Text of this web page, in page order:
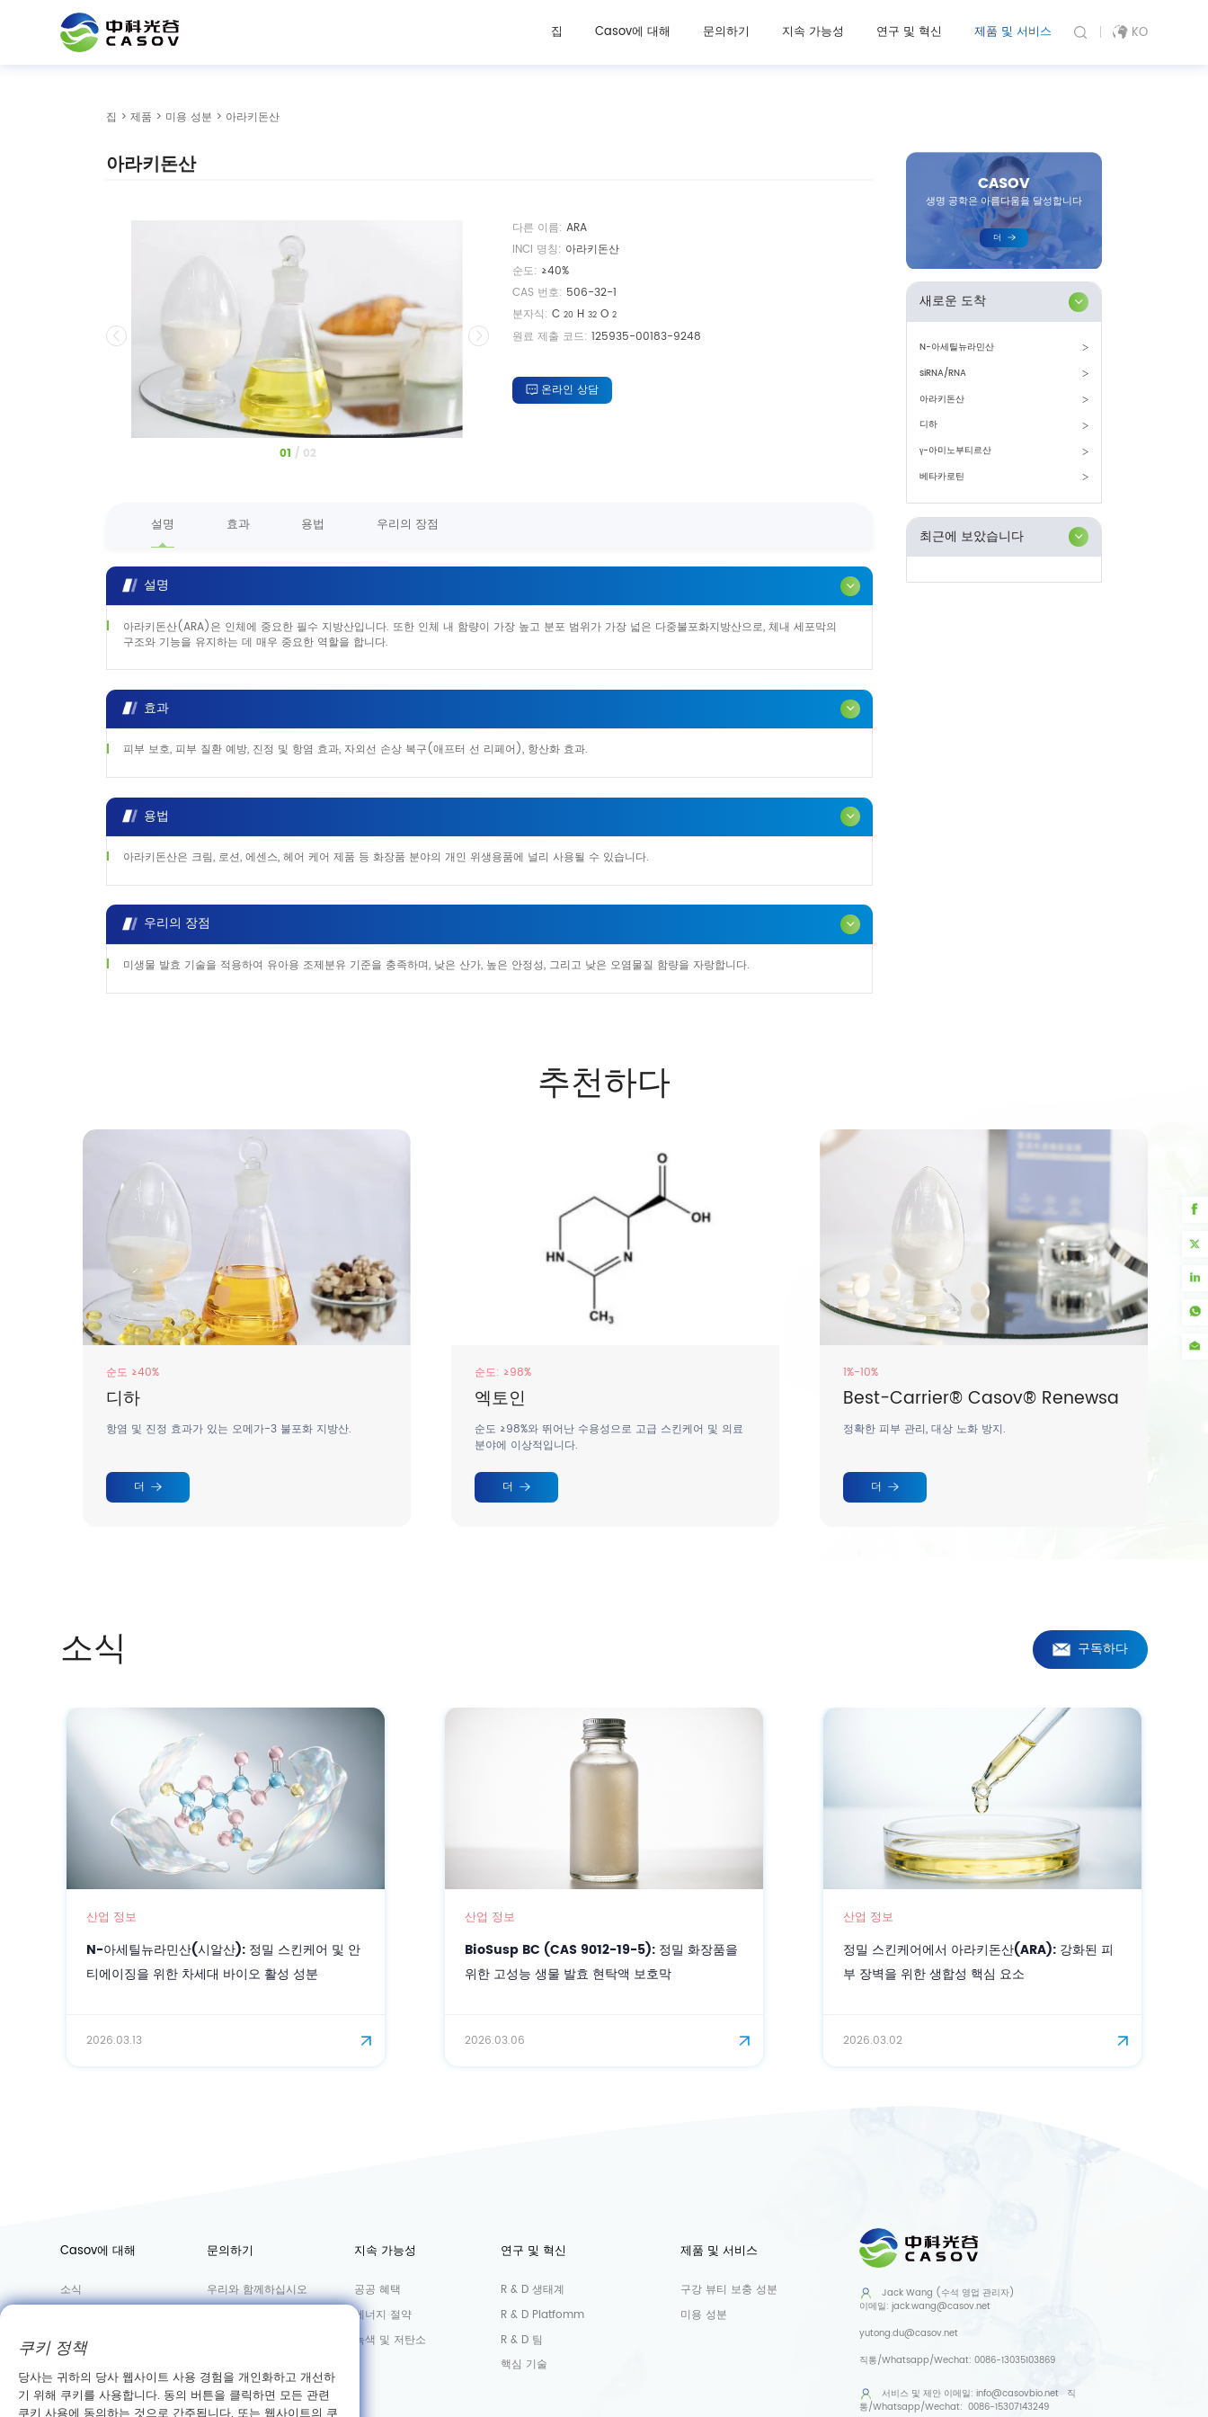
집 Casov에 대해 문의하기 지속 가능성 연구 및 혁신 제품 및 서비스 KO
미용 성분 구강 뷰티 보충 성분
집 > 제품 > 미용 성분 > 아라키돈산
아라키돈산
1 / 2
다른 이름: ARA
INCI 명칭: 아라키돈산
순도: ≥40%
CAS 번호: 506-32-1
분자식: C20 H32 O2
원료 제출 코드: 125935-00183-9248
온라인 상담
설명 효과 용법 우리의 장점
설명
아라키돈산(ARA)은 인체에 중요한 필수 지방산입니다. 또한 인체 내 함량이 가장 높고 분포 범위가 가장 넓은 다중불포화지방산으로, 체내 세포막의
구조와 기능을 유지하는 데 매우 중요한 역할을 합니다.
효과
피부 보호, 피부 질환 예방, 진정 및 항염 효과, 자외선 손상 복구(애프터 선 리페어), 항산화 효과.
용법
아라키돈산은 크림, 로션, 에센스, 헤어 케어 제품 등 화장품 분야의 개인 위생용품에 널리 사용될 수 있습니다.
우리의 장점
미생물 발효 기술을 적용하여 유아용 조제분유 기준을 충족하며, 낮은 산가, 높은 안정성, 그리고 낮은 오염물질 함량을 자랑합니다.
CASOV
생명 공학은 아름다움을 달성합니다
더
새로운 도착
N-아세틸뉴라민산
siRNA/RNA
아라키돈산
디하
γ-아미노부티르산
베타카로틴
최근에 보았습니다
추천하다
순도: ≥98%
엑토인
순도 ≥98%와 뛰어난 수용성으로 고급 스킨케어 및 의료
더
1%-10%
Best-Carrier® Casov® Renewsa
정확한 피부 관리, 대상 노화 방지.
더
순도 ≥98%
폴리글루탐산나트륨
PGA는 오랜 시간 보습 효과를 제공하는 성분으로, 전통 낫
더
소식 구독하다
산업 정보
BioSusp BC (CAS 9012-19-5): 정밀 화장품을
위한 고성능 생물 발효 현탁액 보호막
2026.03.06
산업 정보
정밀 스킨케어에서 아라키돈산(ARA): 강화된 피
부 장벽을 위한 생합성 핵심 요소
2026.03.02
산업 정보
N-아세틸뉴라민산(시알산): 고순도 항노화 및 보
습 솔루션
2026.02.06
Casov에 대해
소식
실혐실
문의하기
우리와 함께하십시오
지속 가능성
공공 혜택
에너지 절약
녹색 및 저탄소
연구 및 혁신
R & D 생태계
R & D Platfomm
R & D 팀
핵심 기술
제품 및 서비스
구강 뷰티 보충 성분
미용 성분
Jack Wang (수석 영업 관리자)
이메일:jack.wang@casov.net
yutong.du@casov.net
직통/Whatsapp/Wechat:0086-13035103869
서비스 및 제안 이메일:info@casovbio.net 직
통/Whatsapp/Wechat:0086-15307143249
쿠키 정책
당사는 귀하의 당사 웹사이트 사용 경험을 개인화하고 개선하
기 위해 쿠키를 사용합니다. 동의 버튼을 클릭하면 모든 관련